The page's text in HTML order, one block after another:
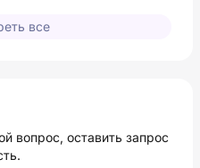
все
вопрос, оставить запрос